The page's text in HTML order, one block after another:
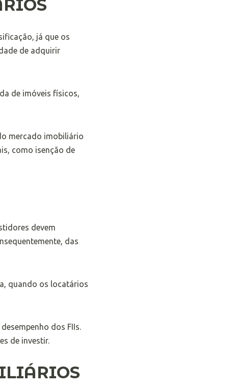
já que os
de adquirir
de imóveis físicos,
mercado imobiliário
como isenção de
devem
das
quando os locatários
dos FIIs.
de investir.